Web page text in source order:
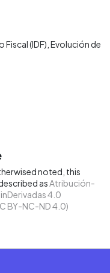
Fiscal (IDF) Evolución de
noted, this
asAtribución-
4.0
BY-NC-ND 4.0)